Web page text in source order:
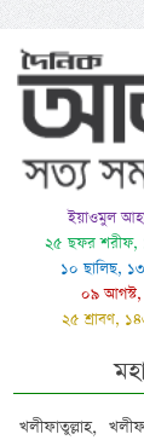
ইয়াওমুল
২৫ ছফর শরীফ,
১০ ছালিছ,
০৯ আগস্ট,
২৫ শ্রাবণ,
খলীফাতুল্লাহ,